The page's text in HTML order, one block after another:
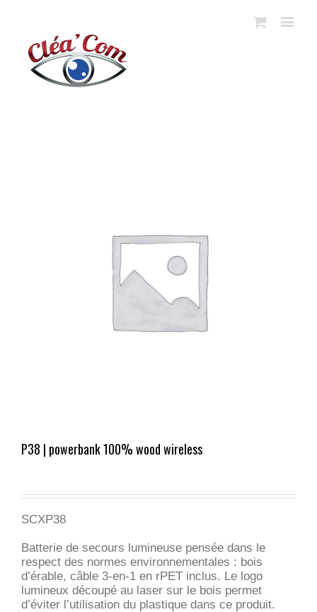
P38 | powerbank 100% wood wireless
SCXP38
Batterie de secours lumineuse pensée dans le
respect des normes environnementales : bois
d’érable, câble 3-en-1 en rPET inclus. Le logo
lumineux découpé au laser sur le bois permet
d’éviter l’utilisation du plastique dans ce produit.